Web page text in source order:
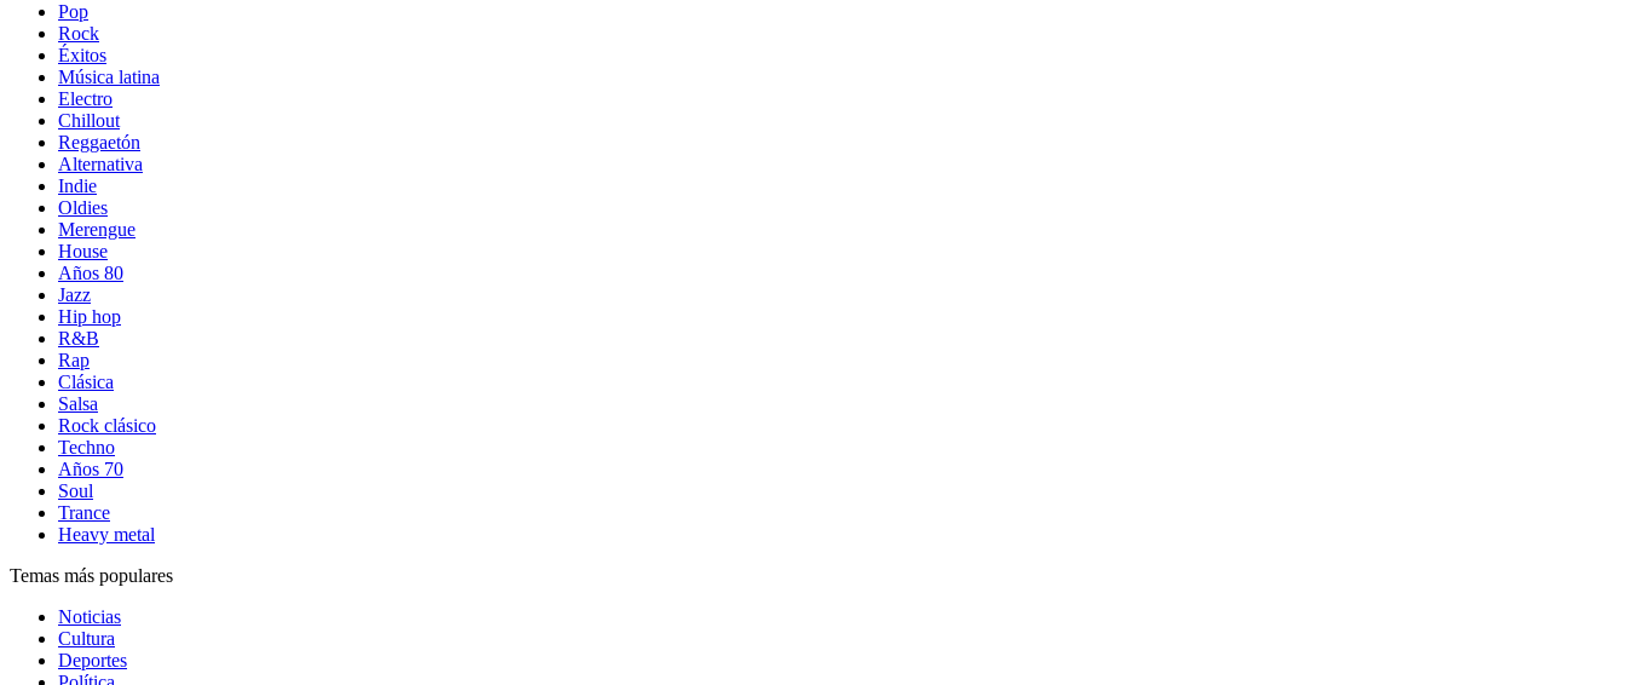
Pop
Rock
Éxitos
Música latina
Electro
Chillout
Reggaetón
Alternativa
Indie
Oldies
Merengue
House
Años 80
Jazz
Hip hop
R&B
Rap
Clásica
Salsa
Rock clásico
Techno
Años 70
Soul
Trance
Heavy metal
Temas más populares
Noticias
Cultura
Deportes